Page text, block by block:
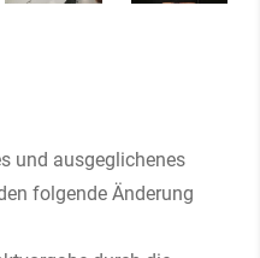
und ausgeglichenes
folgende Änderung